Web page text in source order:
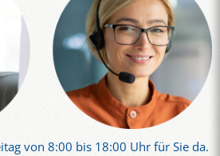
von 8:00 bis 18:00 Uhr für Sie da.